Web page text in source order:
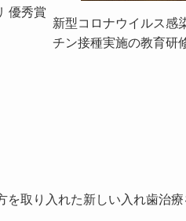
優秀賞
新型コロナウイルス感
チン接種実施の教育研
取り入れた新しい入れ歯治療